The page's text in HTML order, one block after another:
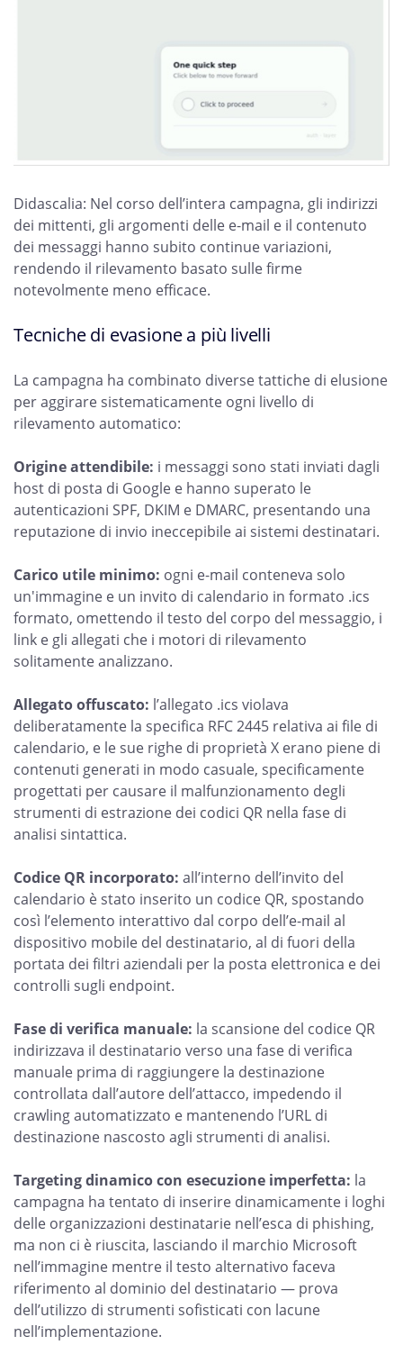
Didascalia: Nel corso dell’intera campagna, gli indirizzi
dei mittenti, gli argomenti delle e-mail e il contenuto
dei messaggi hanno subito continue variazioni,
rendendo il rilevamento basato sulle firme
notevolmente meno efficace.
Tecniche di evasione a più livelli
La campagna ha combinato diverse tattiche di elusione
per aggirare sistematicamente ogni livello di
rilevamento automatico:
Origine attendibile: i messaggi sono stati inviati dagli
host di posta di Google e hanno superato le
autenticazioni SPF, DKIM e DMARC, presentando una
reputazione di invio ineccepibile ai sistemi destinatari.
Carico utile minimo: ogni e-mail conteneva solo
un'immagine e un invito di calendario in formato .ics
formato, omettendo il testo del corpo del messaggio, i
link e gli allegati che i motori di rilevamento
solitamente analizzano.
Allegato offuscato: l’allegato .ics violava
deliberatamente la specifica RFC 2445 relativa ai file di
calendario, e le sue righe di proprietà X erano piene di
contenuti generati in modo casuale, specificamente
progettati per causare il malfunzionamento degli
strumenti di estrazione dei codici QR nella fase di
analisi sintattica.
Codice QR incorporato: all’interno dell’invito del
calendario è stato inserito un codice QR, spostando
così l’elemento interattivo dal corpo dell’e-mail al
dispositivo mobile del destinatario, al di fuori della
portata dei filtri aziendali per la posta elettronica e dei
controlli sugli endpoint.
Fase di verifica manuale: la scansione del codice QR
indirizzava il destinatario verso una fase di verifica
manuale prima di raggiungere la destinazione
controllata dall’autore dell’attacco, impedendo il
crawling automatizzato e mantenendo l’URL di
destinazione nascosto agli strumenti di analisi.
Targeting dinamico con esecuzione imperfetta: la
campagna ha tentato di inserire dinamicamente i loghi
delle organizzazioni destinatarie nell’esca di phishing,
ma non ci è riuscita, lasciando il marchio Microsoft
nell’immagine mentre il testo alternativo faceva
riferimento al dominio del destinatario — prova
dell’utilizzo di strumenti sofisticati con lacune
nell’implementazione.